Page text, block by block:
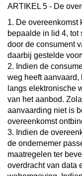
ARTIKEL 5 - De
1. De overeenkomst
bepaalde in lid 4, tot
door de consument
daarbij gestelde
2. Indien de
weg heeft aanvaard,
langs elektronische
van het aanbod.
aanvaarding niet is
overeenkomst
3. Indien de
de ondernemer
maatregelen ter
overdracht van data